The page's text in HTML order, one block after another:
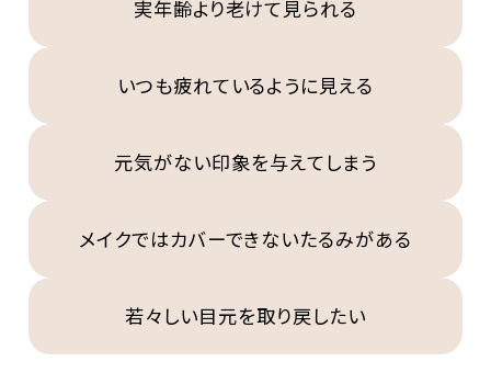
実年齢より老けて見られる
いつも疲れているように見える
元気がない印象を与えてしまう
メイクではカバーできないたるみがある
若々しい目元を取り戻したい